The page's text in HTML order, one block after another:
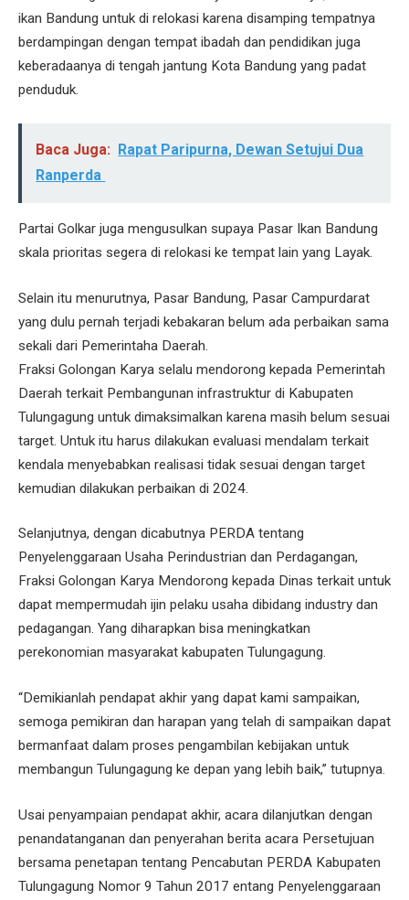
ikan Bandung untuk di relokasi karena disamping tempatnya
berdampingan dengan tempat ibadah dan pendidikan juga
keberadaanya di tengah jantung Kota Bandung yang padat
penduduk.
Baca Juga:
Rapat Paripurna, Dewan Setujui Dua
Ranperda
Partai Golkar juga mengusulkan supaya Pasar Ikan Bandung
skala prioritas segera di relokasi ke tempat lain yang Layak.
Selain itu menurutnya, Pasar Bandung, Pasar Campurdarat
yang dulu pernah terjadi kebakaran belum ada perbaikan sama
sekali dari Pemerintaha Daerah.
Fraksi Golongan Karya selalu mendorong kepada Pemerintah
Daerah terkait Pembangunan infrastruktur di Kabupaten
Tulungagung untuk dimaksimalkan karena masih belum sesuai
target. Untuk itu harus dilakukan evaluasi mendalam terkait
kendala menyebabkan realisasi tidak sesuai dengan target
kemudian dilakukan perbaikan di 2024.
Selanjutnya, dengan dicabutnya PERDA tentang
Penyelenggaraan Usaha Perindustrian dan Perdagangan,
Fraksi Golongan Karya Mendorong kepada Dinas terkait untuk
dapat mempermudah ijin pelaku usaha dibidang industry dan
pedagangan. Yang diharapkan bisa meningkatkan
perekonomian masyarakat kabupaten Tulungagung.
“Demikianlah pendapat akhir yang dapat kami sampaikan,
semoga pemikiran dan harapan yang telah di sampaikan dapat
bermanfaat dalam proses pengambilan kebijakan untuk
membangun Tulungagung ke depan yang lebih baik,” tutupnya.
Usai penyampaian pendapat akhir, acara dilanjutkan dengan
penandatanganan dan penyerahan berita acara Persetujuan
bersama penetapan tentang Pencabutan PERDA Kabupaten
Tulungagung Nomor 9 Tahun 2017 entang Penyelenggaraan